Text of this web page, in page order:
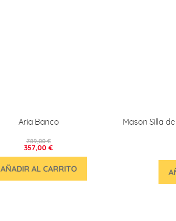
Aria Banco
357,00 €
789,00 €
AÑADIR AL CARRITO
Mason Silla